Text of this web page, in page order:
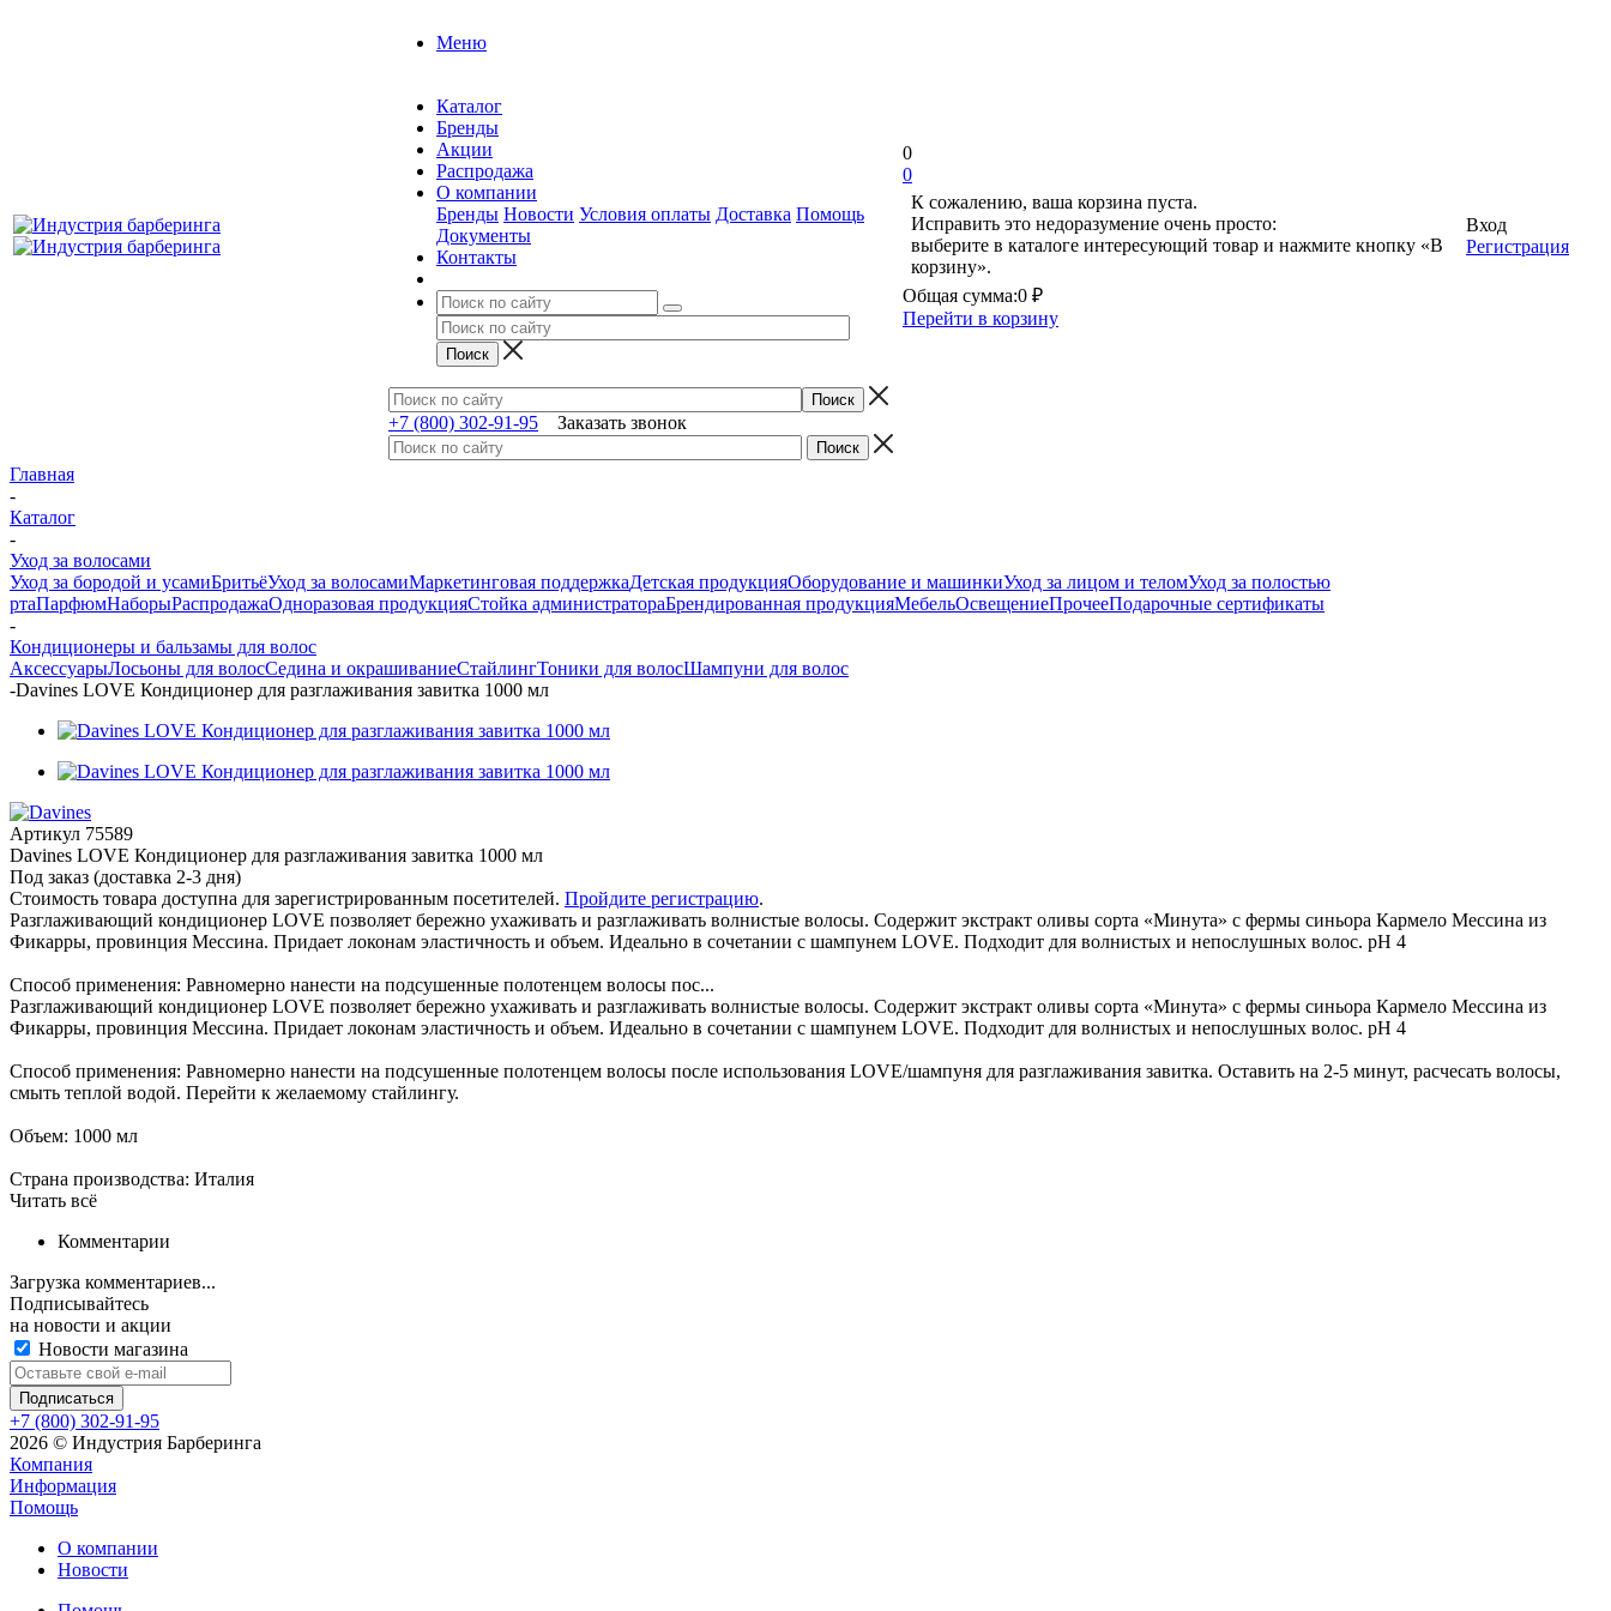
Меню
Каталог
Бренды
Акции
Распродажа
О компании
Бренды Новости Условия оплаты Доставка Помощь
Документы
Контакты
+7 (800) 302-91-95 Заказать звонок
0
0
К сожалению, ваша корзина пуста.
Исправить это недоразумение очень просто:
выберите в каталоге интересующий товар и нажмите кнопку «В
корзину».
Общая сумма:0 ₽
Перейти в корзину
Вход
Регистрация
Главная
-
Каталог
-
Уход за волосами
Уход за бородой и усамиБритьёУход за волосамиМаркетинговая поддержкаДетская продукцияОборудование и машинкиУход за лицом и теломУход за полостью
ртаПарфюмНаборыРаспродажаОдноразовая продукцияСтойка администратораБрендированная продукцияМебельОсвещениеПрочееПодарочные сертификаты
-
Кондиционеры и бальзамы для волос
АксессуарыЛосьоны для волосСедина и окрашиваниеСтайлингТоники для волосШампуни для волос
-Davines LOVE Кондиционер для разглаживания завитка 1000 мл
Артикул 75589
Davines LOVE Кондиционер для разглаживания завитка 1000 мл
Под заказ (доставка 2-3 дня)
Стоимость товара доступна для зарегистрированным посетителей. Пройдите регистрацию.
Разглаживающий кондиционер LOVE позволяет бережно ухаживать и разглаживать волнистые волосы. Содержит экстракт оливы сорта «Минута» с фермы синьора Кармело Мессина из
Фикарры, провинция Мессина. Придает локонам эластичность и объем. Идеально в сочетании с шампунем LOVE. Подходит для волнистых и непослушных волос. pH 4
Способ применения: Равномерно нанести на подсушенные полотенцем волосы пос...
Разглаживающий кондиционер LOVE позволяет бережно ухаживать и разглаживать волнистые волосы. Содержит экстракт оливы сорта «Минута» с фермы синьора Кармело Мессина из
Фикарры, провинция Мессина. Придает локонам эластичность и объем. Идеально в сочетании с шампунем LOVE. Подходит для волнистых и непослушных волос. pH 4
Способ применения: Равномерно нанести на подсушенные полотенцем волосы после использования LOVE/шампуня для разглаживания завитка. Оставить на 2-5 минут, расчесать волосы,
смыть теплой водой. Перейти к желаемому стайлингу.
Объем: 1000 мл
Страна производства: Италия
Читать всё
Комментарии
Загрузка комментариев...
Подписывайтесь
на новости и акции
Новости магазина
+7 (800) 302-91-95
2026 © Индустрия Барберинга
Компания
Информация
Помощь
О компании
Новости